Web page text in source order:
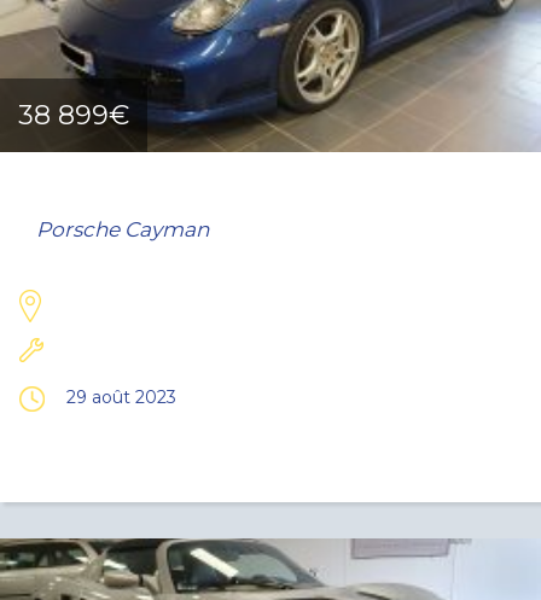
38 899€
Porsche Cayman
29 août 2023